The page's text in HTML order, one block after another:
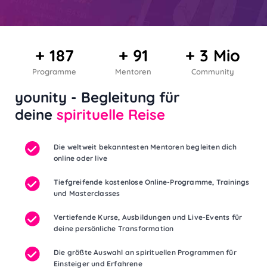
younity - Begleitung für
deine spirituelle Reise
Die weltweit bekanntesten Mentoren begleiten dich
online oder live
Tiefgreifende kostenlose Online-Programme, Trainings
und Masterclasses
Vertiefende Kurse, Ausbildungen und Live-Events für
deine persönliche Transformation
Die größte Auswahl an spirituellen Programmen für
Einsteiger und Erfahrene
+ 187
Programme
+ 91
Mentoren
+ 3 Mio
Community